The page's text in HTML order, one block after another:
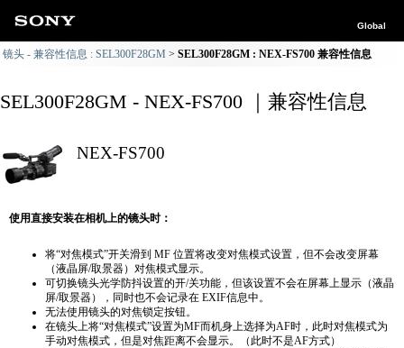
Global
镜头 - 兼容性信息 : SEL300F28GM SEL300F28GM : NEX-FS700 兼容性信息
SEL300F28GM - NEX-FS700 ｜兼容性信息
NEX-FS700
使用直接安装在相机上的镜头时：
将“对焦模式”开关滑到 MF 位置将改变对焦模式设置，但不会改变屏幕
（液晶屏/取景器）对焦模式显示。
可切换镜头光学防抖设置的开/关功能，但该设置不会在屏幕上显示（液晶
屏/取景器），同时也不会记录在 EXIF信息中。
无法使用镜头的对焦锁定按钮。
在镜头上将“对焦模式”设置为MF而机身上选择为AF时，此时对焦模式为
手动对焦模式，但是对焦距离不会显示。（此时不是AF方式）